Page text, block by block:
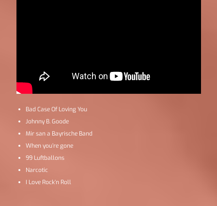
Bad Case Of Loving You
Johnny B. Goode
Mir san a Bayrische Band
When you’re gone
99 Luftballons
Narcotic
I Love Rock’n Roll